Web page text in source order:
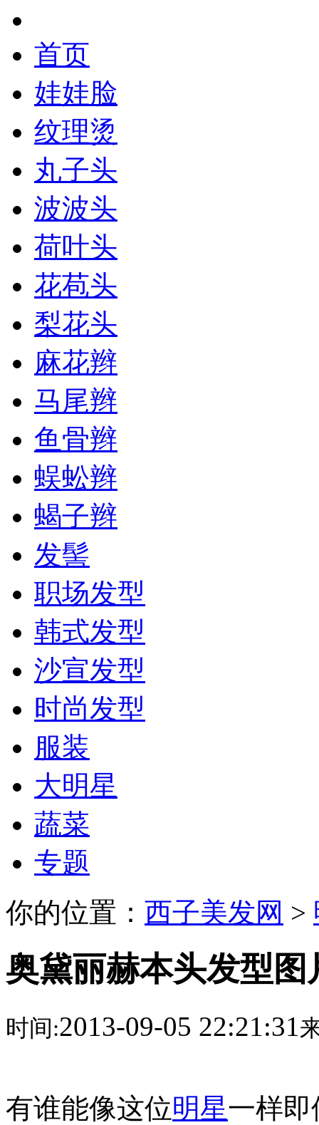
首页
娃娃脸
纹理烫
丸子头
波波头
荷叶头
花苞头
梨花头
麻花辫
马尾辫
鱼骨辫
蜈蚣辫
蝎子辫
发髻
职场发型
韩式发型
沙宣发型
时尚发型
服装
大明星
蔬菜
专题
你的位置： 西子美发网 >
奥黛丽赫本头发型
时间:2013-09-05 22:21:31
有谁能像这位明星一样